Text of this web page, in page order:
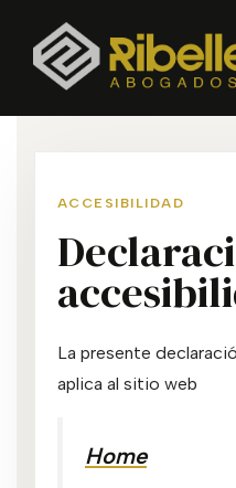
contenido
ACCESIBILIDAD
La presente
aplica al sitio web
Home